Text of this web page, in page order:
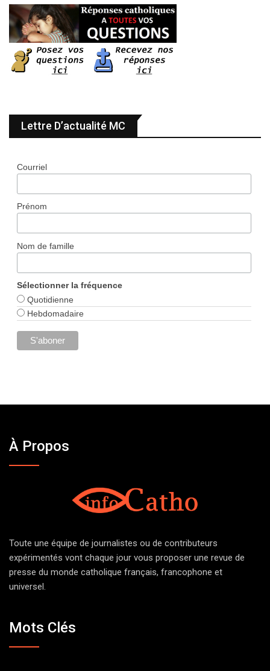
Lettre D’actualité MC
Courriel
Prénom
Nom de famille
Sélectionner la fréquence
Quotidienne
Hebdomadaire
À Propos
Toute une équipe de journalistes ou de contributeurs
expérimentés vont chaque jour vous proposer une revue de
presse du monde catholique français, francophone et
universel.
Mots Clés